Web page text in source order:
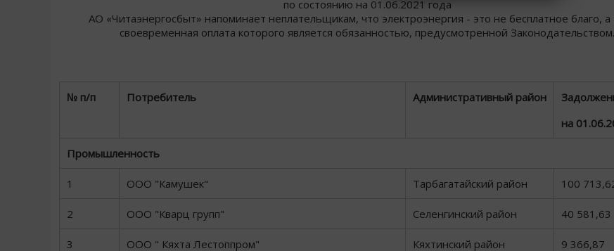
по состоянию на 01.06.2021 года
АО «Читаэнергосбыт» напоминает неплательщикам, что электроэнергия - это не бесплатное благо, а
своевременная оплата которого является обязанностью, предусмотренной Законодательством.
№ п/п Потребитель Административный район
на
Промышленность
1 ООО "Камушек" Тарбагатайский район 100
2 ООО "Кварц групп" Селенгинский район 40 581,63
3 ООО " Кяхта Лестоппром" Кяхтинский район 9 366,87